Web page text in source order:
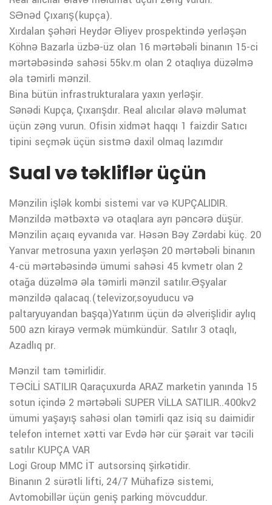
SƏnəd Çıxarış(kupça).
Xırdalan şəhəri Heydər Əliyev prospektində yerləşən
Köhnə Bazarla üzbə-üz olan 16 mərtəbəli binanın 15-ci
mərtəbəsində sahəsi 55kv.m olan 2 otaqlıya düzəlmə
əla təmirli mənzil.
Bina bütün infrastrukturalara yaxın yerləşir.
Sənədi Kupça, Çıxarışdır. Real alıcılar əlavə məlumat
üçün zəng vurun. Ofisin xidmət haqqı 1 faizdir Satıcı
tipini seçmək üçün sistmə daxil olmaq lazımdır
Sual və təkliflər üçün
Mənzilin işlək kombi sistemi var və KUPÇALIDIR.
Mənzildə mətbəxtə və otaqlara ayrı pəncərə düşür.
Mənzilin açaıq eyvanıda var. Həsən Bəy Zərdabi küç. 20
Yanvar metrosuna yaxın yerləşən 20 mərtəbəli binanın
4-cü mərtəbəsində ümumi sahəsi 45 kvmetr olan 2
otağa düzəlmə əla təmirli mənzil satılır.Əşyalar
mənzildə qalacaq.(televizor,soyuducu və
paltaryuyandan başqa)Yatırım üçün də əlverişlidir aylıq
500 azn kirayə vermək mümkündür. Satılır 3 otaqlı,
Azadlıq pr.
Mənzil tam təmirlidir.
TƏCİLİ SATILIR Qaraçuxurda ARAZ marketin yanında 15
sotun içində 2 mərtəbəli SUPER VİLLA SATILIR..400kv2
ümumi yaşayış sahəsi olan təmirli qaz isiq su daimidir
telefon internet xətti var Evdə hər cür şərait var təcili
satılır KUPÇA VAR
Logi Group MMC İT autsorsinq şirkətidir.
Binanın 2 sürətli lifti, 24/7 Mühafizə sistemi,
Avtomobillər üçün geniş parking mövcuddur.